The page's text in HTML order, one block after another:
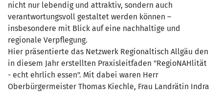
nicht nur lebendig und attraktiv, sondern auch
verantwortungsvoll gestaltet werden können –
insbesondere mit Blick auf eine nachhaltige und
regionale Verpflegung.
Hier präsentierte das Netzwerk Regionaltisch Allgäu den
in diesem Jahr erstellten Praxisleitfaden "RegioNAHlität
- echt ehrlich essen". Mit dabei waren Herr
Oberbürgermeister Thomas Kiechle, Frau Landrätin Indra